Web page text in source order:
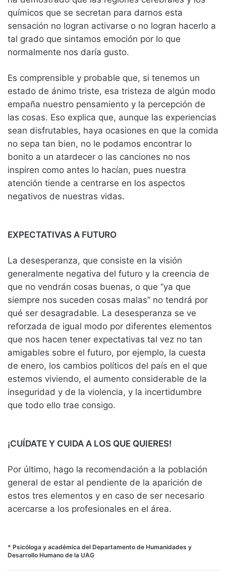
químicos que se secretan para darnos esta
sensación no logran activarse o no logran hacerlo a
tal grado que sintamos emoción por lo que
normalmente nos daría gusto.
Es comprensible y probable que, si tenemos un
estado de ánimo triste, esa tristeza de algún modo
empaña nuestro pensamiento y la percepción de
las cosas. Eso explica que, aunque las experiencias
sean disfrutables, haya ocasiones en que la comida
no sepa tan bien, no le podamos encontrar lo
bonito a un atardecer o las canciones no nos
inspiren como antes lo hacían, pues nuestra
atención tiende a centrarse en los aspectos
negativos de nuestras vidas.
EXPECTATIVAS A FUTURO
La desesperanza, que consiste en la visión
generalmente negativa del futuro y la creencia de
que no vendrán cosas buenas, o que “ya que
siempre nos suceden cosas malas” no tendrá por
qué ser desagradable. La desesperanza se ve
reforzada de igual modo por diferentes elementos
que nos hacen tener expectativas tal vez no tan
amigables sobre el futuro, por ejemplo, la cuesta
de enero, los cambios políticos del país en el que
estemos viviendo, el aumento considerable de la
inseguridad y de la violencia, y la incertidumbre
que todo ello trae consigo.
¡CUÍDATE Y CUIDA A LOS QUE QUIERES!
Por último, hago la recomendación a la población
general de estar al pendiente de la aparición de
estos tres elementos y en caso de ser necesario
acercarse a los profesionales en el área.
* Psicóloga y académica del Departamento de Humanidades y
Desarrollo Humano de la UAG